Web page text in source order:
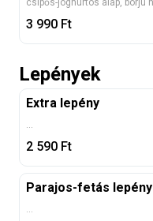
3 990 Ft
Lepények
Extra lepény
...
2 590 Ft
Parajos-fetás lepény
...